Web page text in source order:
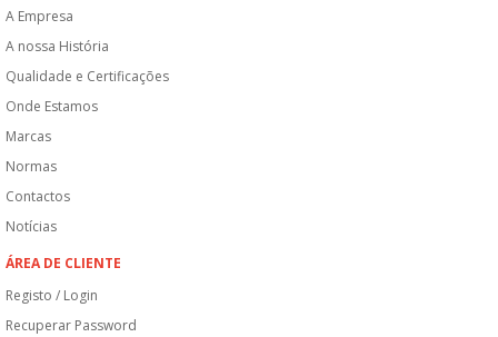
A Empresa
A nossa História
Qualidade e Certificações
Onde Estamos
Marcas
Normas
Contactos
Notícias
ÁREA DE CLIENTE
Registo / Login
Recuperar Password